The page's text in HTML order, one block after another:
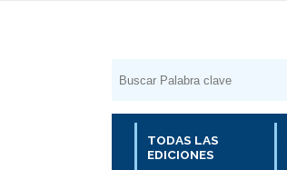
TODAS LAS
EDICIONES